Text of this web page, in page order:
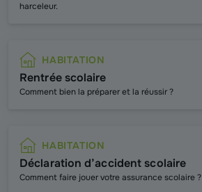
harceleur.
HABITATION
Rentrée scolaire
Comment bien la préparer et la réussir ?
HABITATION
Déclaration d’accident scolaire
Comment faire jouer votre assurance scolaire ?